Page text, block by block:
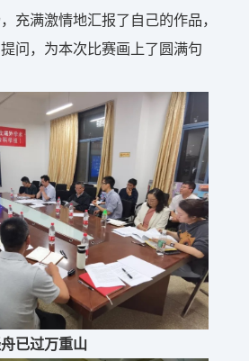
充满激情地汇报了自己的作品，
问，为本次比赛画上了圆满句
已过万重山